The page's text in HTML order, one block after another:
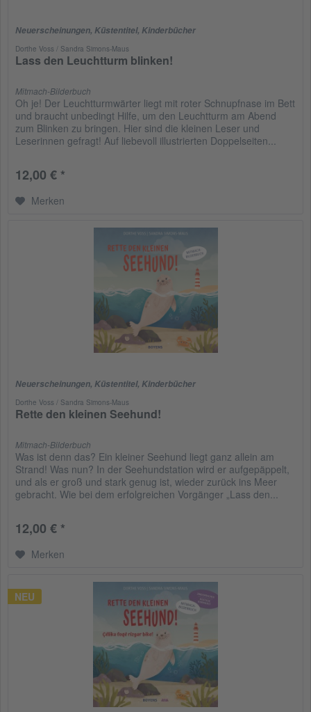
Neuerscheinungen,Küstentitel,Kinderbücher
Dorthe Voss / Sandra Simons-Maus
Lass den Leuchtturm blinken!
Mitmach-Bilderbuch
Oh je! Der Leuchtturmwärter liegt mit roter Schnupfnase im Bett
und braucht unbedingt Hilfe, um den Leuchtturm am Abend
zum Blinken zu bringen. Hier sind die kleinen Leser und
Leserinnen gefragt! Auf liebevoll illustrierten Doppelseiten...
12,00 € *
Merken
Neuerscheinungen,Küstentitel,Kinderbücher
Dorthe Voss / Sandra Simons-Maus
Rette den kleinen Seehund!
Mitmach-Bilderbuch
Was ist denn das? Ein kleiner Seehund liegt ganz allein am
Strand! Was nun? In der Seehundstation wird er aufgepäppelt,
und als er groß und stark genug ist, wieder zurück ins Meer
gebracht. Wie bei dem erfolgreichen Vorgänger „Lass den...
12,00 € *
Merken
NEU